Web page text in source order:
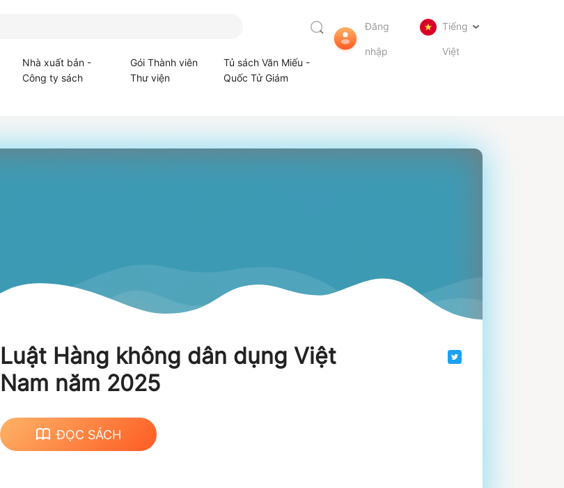
Nhà xuất bản -
Công ty sách
Gói Thành viên
Thư viện
Tủ sách Văn Miếu -
Quốc Tử Giám
Đăng
nhập
Tiếng
Việt
Luật Hàng không dân dụng Việt
Nam năm 2025
ĐỌC SÁCH